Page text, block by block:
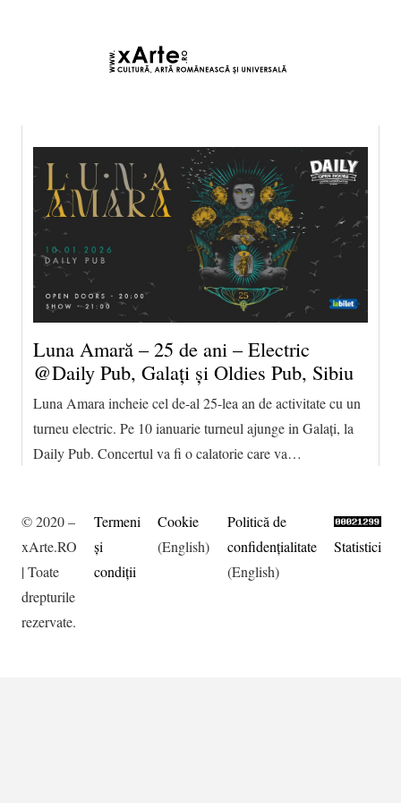
Luna Amară – 25 de ani – Electric
@Daily Pub, Galați și Oldies Pub, Sibiu
Luna Amara incheie cel de-al 25-lea an de activitate cu un
turneu electric. Pe 10 ianuarie turneul ajunge in Galați, la
Daily Pub. Concertul va fi o calatorie care va…
© 2020 –
xArte.RO
| Toate
drepturile
rezervate.
Termeni
şi
condiţii
Cookie
(English)
Politică de
confidențialitate
(English)
Statistici